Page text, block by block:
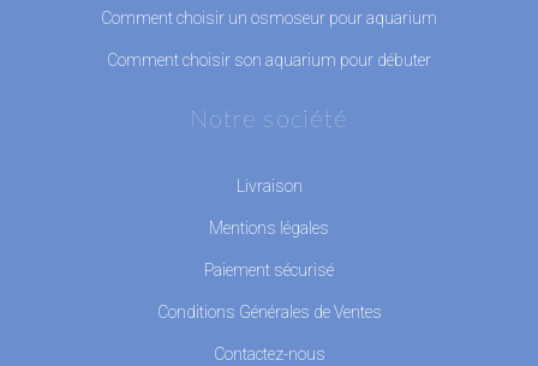
Comment choisir un osmoseur pour aquarium
Comment choisir son aquarium pour débuter
Notre société
Livraison
Mentions légales
Paiement sécurisé
Conditions Générales de Ventes
Contactez-nous